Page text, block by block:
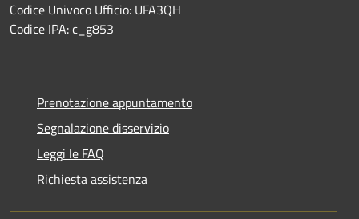
Codice Univoco Ufficio: UFA3QH
Codice IPA: c_g853
Prenotazione appuntamento
Segnalazione disservizio
Leggi le FAQ
Richiesta assistenza